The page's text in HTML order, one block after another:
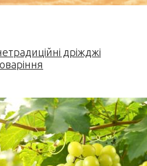
дріжджі